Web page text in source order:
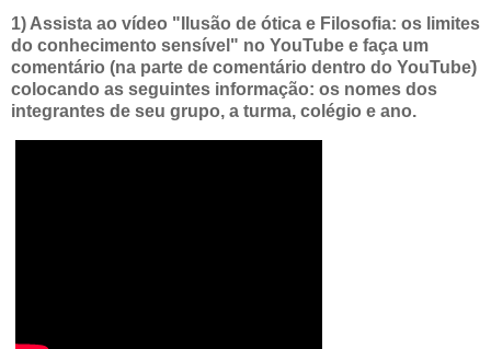
1) Assista ao vídeo "Ilusão de ótica e Filosofia: os limites
do conhecimento sensível" no YouTube e faça um
comentário (na parte de comentário dentro do YouTube)
colocando as seguintes informação: os nomes dos
integrantes de seu grupo, a turma, colégio e ano.